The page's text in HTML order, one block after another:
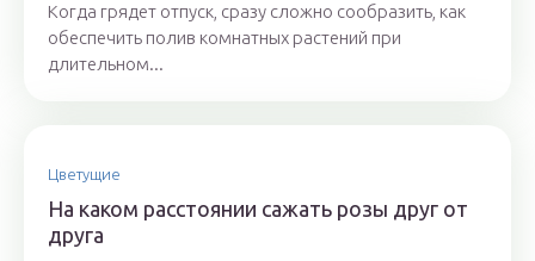
Когда грядет отпуск, сразу сложно сообразить, как
обеспечить полив комнатных растений при
длительном...
Цветущие
На каком расстоянии сажать розы друг от
друга